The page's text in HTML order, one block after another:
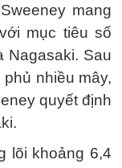
mang
mục tiêu số
Nagasaki. Sau
nhiều mây,
quyết định
lõi khoảng 6,4